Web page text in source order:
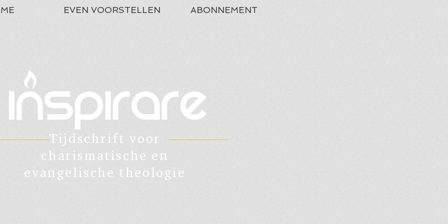
EVEN VOORSTELLEN ABONNEMENT
Tijdschrift voor
charismatische en
evangelische theologie